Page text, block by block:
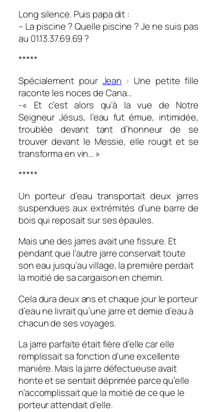
Long silence. Puis papa dit :
– La piscine ? Quelle piscine ? Je ne suis pas
au 01.13.37.69.69 ?
*****
Spécialement pour Jean : Une petite fille
raconte les noces de Cana…
-« Et c’est alors qu’à la vue de Notre
Seigneur Jésus, l’eau fut émue, intimidée,
troublée devant tant d’honneur de se
trouver devant le Messie, elle rougit et se
transforma en vin… »
*****
Un porteur d’eau transportait deux jarres
suspendues aux extrémités d’une barre de
bois qui reposait sur ses épaules.
Mais une des jarres avait une fissure. Et
pendant que l’autre jarre conservait toute
son eau jusqu’au village, la première perdait
la moitié de sa cargaison en chemin.
Cela dura deux ans et chaque jour le porteur
d’eau ne livrait qu’une jarre et demie d’eau à
chacun de ses voyages.
La jarre parfaite était fière d’elle car elle
remplissait sa fonction d’une excellente
manière. Mais la jarre défectueuse avait
honte et se sentait déprimée parce qu’elle
n’accomplissait que la moitié de ce que le
porteur attendait d’elle.